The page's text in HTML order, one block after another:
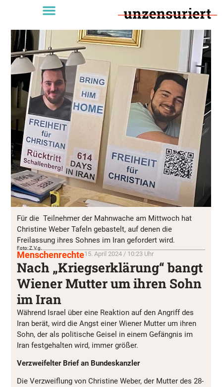
Für die Teilnehmer der Mahnwache am Mittwoch hat
Christine Weber Tafeln gebastelt, auf denen die
Freilassung ihres Sohnes im Iran gefordert wird.
Foto: Z.V.g.
Menschenrechte15. April 2024 / 10:23 Uhr
Nach „Kriegserklärung“ bangt
Wiener Mutter um ihren Sohn
im Iran
Während Israel über eine Reaktion auf den Angriff des
Iran berät, wird die Angst einer Wiener Mutter um ihren
Sohn, der als politische Geisel in einem Gefängnis im
Iran festgehalten wird, immer größer.
Verzweifelter Brief an Bundeskanzler
Die Verzweiflung von Christine Weber, der Mutter des 28-